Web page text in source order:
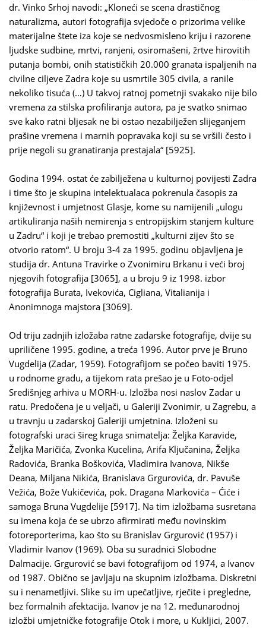
dr. Vinko Srhoj navodi: „Kloneći se scena drastičnog
naturalizma, autori fotografija svjedoče o prizorima velike
materijalne štete iza koje se nedvosmisleno kriju i razorene
ljudske sudbine, mrtvi, ranjeni, osiromašeni, žrtve hirovitih
putanja bombi, onih statističkih 20.000 granata ispaljenih na
civilne ciljeve Zadra koje su usmrtile 305 civila, a ranile
nekoliko tisuća (…) U takvoj ratnoj pometnji svakako nije bilo
vremena za stilska profiliranja autora, pa je svatko snimao
sve kako ratni bljesak ne bi ostao nezabilježen slijeganjem
prašine vremena i marnih popravaka koji su se vršili često i
prije negoli su granatiranja prestajala“ [5925].
Godina 1994. ostat će zabilježena u kulturnoj povijesti Zadra
i time što je skupina intelektualaca pokrenula časopis za
književnost i umjetnost Glasje, kome su namijenili „ulogu
artikuliranja naših nemirenja s entropijskim stanjem kulture
u Zadru“ i koji je trebao premostiti „kulturni zijev što se
otvorio ratom“. U broju 3-4 za 1995. godinu objavljena je
studija dr. Antuna Travirke o Zvonimiru Brkanu i veći broj
njegovih fotografija [3065], a u broju 9 iz 1998. izbor
fotografija Burata, Ivekovića, Cigliana, Vitalianija i
Anonimnoga majstora [3069].
Od triju zadnjih izložaba ratne zadarske fotografije, dvije su
upriličene 1995. godine, a treća 1996. Autor prve je Bruno
Vugdelija (Zadar, 1959). Fotografijom se počeo baviti 1975.
u rodnome gradu, a tijekom rata prešao je u Foto-odjel
Središnjeg arhiva u MORH-u. Izložba nosi naslov Zadar u
ratu. Predočena je u veljači, u Galeriji Zvonimir, u Zagrebu, a
u travnju u zadarskoj Galeriji umjetnina. Izloženi su
fotografski uraci šireg kruga snimatelja: Željka Karavide,
Željka Maričića, Zvonka Kucelina, Arifa Ključanina, Željka
Radovića, Branka Boškovića, Vladimira Ivanova, Nikše
Deana, Miljana Nikića, Branislava Grgurovića, dr. Pavuše
Vežića, Bože Vukičevića, pok. Dragana Markovića – Ćiće i
samoga Bruna Vugdelije [5917]. Na tim izložbama susretana
su imena koja će se ubrzo afirmirati među novinskim
fotoreporterima, kao što su Branislav Grgurović (1957) i
Vladimir Ivanov (1969). Oba su suradnici Slobodne
Dalmacije. Grgurović se bavi fotografijom od 1974, a Ivanov
od 1987. Obično se javljaju na skupnim izložbama. Diskretni
su i nenametljivi. Slike su im upečatljive, rječite i pregledne,
bez formalnih afektacija. Ivanov je na 12. međunarodnoj
izložbi umjetničke fotografije Otok i more, u Kukljici, 2007.